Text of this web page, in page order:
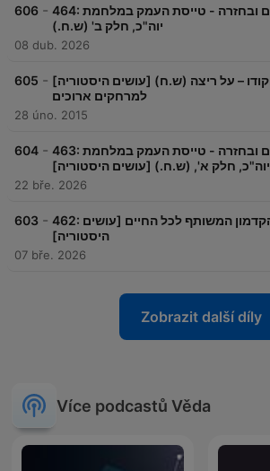
606 - 464: אל הגיהנום ובחזרה - טייסת העמק במלחמת
יוה"כ, חלק ב' (ש.ח.)
08 dub. 2026
605 - [עושים היסטוריה] (ש.ח) להתיש את הקודו – על ריצה
למרחקים ארוכים
28 úno. 2015
604 - 463: אל הגיהנום ובחזרה - טייסת העמק במלחמת
יוה"כ, חלק א', (ש.ח.) [עושים היסטוריה]
22 bře. 2026
603 - 462: לוקה, האב הקדמון המשותף לכל החיים [עושים
היסטוריה]
07 bře. 2026
Zobrazit další díly
Více podcastů Věda